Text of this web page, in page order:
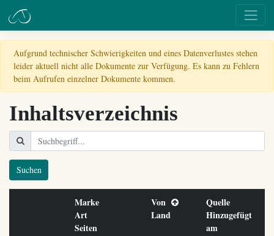
Aufgrund technischer Schwierigkeiten und eines Datenverlustes stehen
leider aktuell nicht alle Dokumente zur Verfügung. Es kann zu Fehlern
beim Aufrufen einzelner Dokumente kommen.
Inhaltsverzeichnis
Suchen
Marke
Art
Seiten
Von
Land
Quelle
Hinzugefügt
am